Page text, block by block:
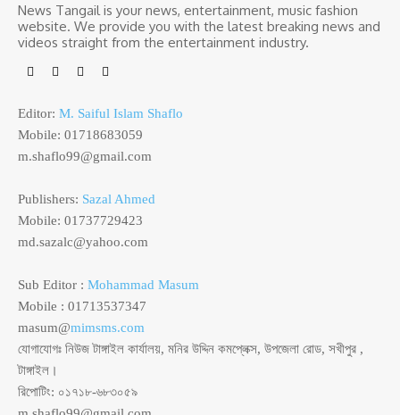
News Tangail is your news, entertainment, music fashion
website. We provide you with the latest breaking news and
videos straight from the entertainment industry.
Editor: M. Saiful Islam Shaflo
Mobile: 01718683059
m.shaflo99@gmail.com
Publishers: Sazal Ahmed
Mobile: 01737729423
md.sazalc@yahoo.com
Sub Editor : Mohammad Masum
Mobile : 01713537347
masum@mimsms.com
যোগাযোগঃ নিউজ টাঙ্গাইল কার্যালয়, মনির উদ্দিন কমপ্লেক্স, উপজেলা রোড, সখীপুর ,
টাঙ্গাইল।
রিপোটিং: ০১৭১৮-৬৮৩০৫৯